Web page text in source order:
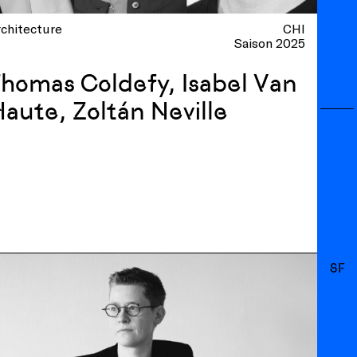
SF
CHI
Saison 2025
Coldefy, Isabel Van
Zoltán Neville